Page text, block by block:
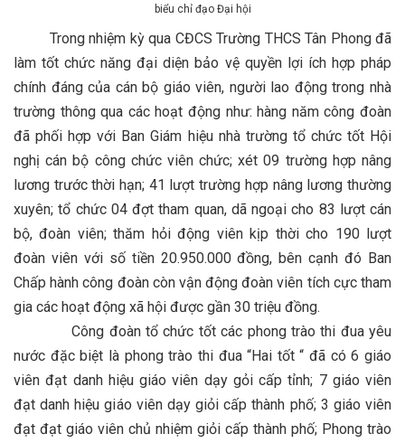
biểu chỉ đạo Đại hội
Trong nhiệm kỳ qua CĐCS Trường THCS Tân Phong đã
làm tốt chức năng đại diện bảo vệ quyền lợi ích hợp pháp
chính đáng của cán bộ giáo viên, người lao động trong nhà
trường thông qua các hoạt động như: hàng năm công đoàn
đã phối hợp với Ban Giám hiệu nhà trường tổ chức tốt Hội
nghị cán bộ công chức viên chức; xét 09 trường hợp nâng
lương trước thời hạn; 41 lượt trường hợp nâng lương thường
xuyên; tổ chức 04 đợt tham quan, dã ngoại cho 83 lượt cán
bộ, đoàn viên; thăm hỏi động viên kịp thời cho 190 lượt
đoàn viên với số tiền 20.950.000 đồng, bên cạnh đó Ban
Chấp hành công đoàn còn vận động đoàn viên tích cực tham
gia các hoạt động xã hội được gần 30 triệu đồng.
Công đoàn tổ chức tốt các phong trào thi đua yêu
nước đặc biệt là phong trào thi đua “Hai tốt “ đã có 6 giáo
viên đạt danh hiệu giáo viên dạy gỏi cấp tỉnh; 7 giáo viên
đạt danh hiệu giáo viên dạy giỏi cấp thành phố; 3 giáo viên
đạt đạt giáo viên chủ nhiệm giỏi cấp thành phố; Phong trào